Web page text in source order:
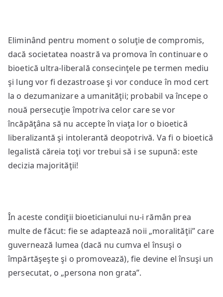
Eliminând pentru moment o soluţie de compromis,
dacă societatea noastră va promova în continuare o
bioetică ultra-liberală consecinţele pe termen mediu
şi lung vor fi dezastroase şi vor conduce în mod cert
la o dezumanizare a umanităţii; probabil va începe o
nouă persecuţie împotriva celor care se vor
încăpăţâna să nu accepte în viaţa lor o bioetică
liberalizantă şi intolerantă deopotrivă. Va fi o bioetică
legalistă căreia toţi vor trebui să i se supună: este
decizia majorităţii!
În aceste condiţii bioeticianului nu-i rămân prea
multe de făcut: fie se adaptează noii „moralităţii” care
guvernează lumea (dacă nu cumva el însuşi o
împărtăşeşte şi o promovează), fie devine el însuşi un
persecutat, o „persona non grata”.